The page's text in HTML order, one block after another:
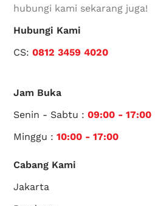
hubungi kami sekarang juga!
Hubungi Kami
CS:0812 3459 4020
Jam Buka
Senin - Sabtu :09:00 - 17:00
Minggu :10:00 - 17:00
Cabang Kami
Jakarta